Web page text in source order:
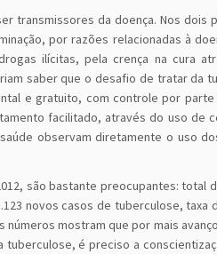
transmissores da doença. Nos dois
por razões relacionadas à
ilícitas, pela crença na cura
saber que o desafio de tratar da
e gratuito, com controle por
facilitado, através do uso de
observam diretamente o uso
são bastante preocupantes: total
novos casos de tuberculose, taxa
números mostram que por mais
é preciso a